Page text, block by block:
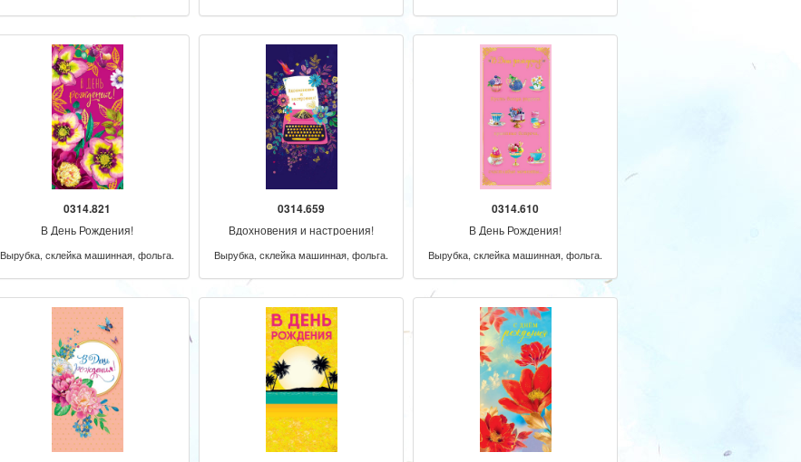
0314.821
В День Рождения!
Вырубка, склейка машинная, фольга.
0314.659
Вдохновения и настроения!
Вырубка, склейка машинная, фольга.
0314.610
В День Рождения!
Вырубка, склейка машинная, фольга.